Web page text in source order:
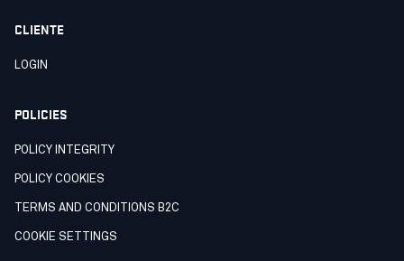
CLIENTE
LOGIN
POLICIES
POLICY INTEGRITY
POLICY COOKIES
TERMS AND CONDITIONS B2C
COOKIE SETTINGS